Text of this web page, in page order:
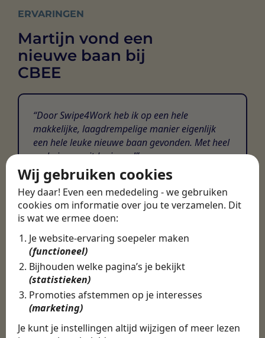
Wij gebruiken cookies
Hey daar! Even een mededeling - we gebruiken
cookies om informatie over jou te verzamelen. Dit
is wat we ermee doen:
Je website-ervaring soepeler maken
(functioneel)
Bijhouden welke pagina’s je bekijkt
(statistieken)
Promoties afstemmen op je interesses
(marketing)
Je kunt je instellingen altijd wijzigen of meer lezen
ERVARINGEN
Martijn vond een
nieuwe baan bij
CBEE
Door Swipe4Work heb ik op een hele
makkelijke, laagdrempelige manier eigenlijk
een hele leuke nieuwe baan gevonden. Met heel
veel nieuwe uitdagingen!
Martijn
Certinia Consultant